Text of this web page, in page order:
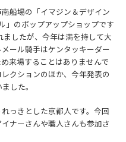
船場の「イマジン＆デザイン
」のポップアップショップです
したが、今年は満を持して大
ール騎手はケンタッキーダー
来場することはありませんで
クションのほか、今年発表の
した。
っきとした京都人です。今回
ナーさんや職人さんも参加さ